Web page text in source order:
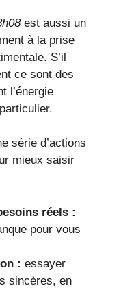
est aussi un
à la prise
S’il
ce sont des
l’énergie
série d’actions
mieux saisir
réels :
pour vous
: essayer
sincères, en